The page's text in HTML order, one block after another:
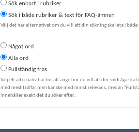
Sök enbart i rubriker
Sök i både rubriker & text för FAQ-ämnen
Välj det här alternativet om du vill att din sökning ska leta i
Något ord
Alla ord
Fullständig fras
Välj ett alternativ här för att ange hur du vill att din sökfråga ska
med mest träffar men kanske med minst relevans, medan
innehåller exakt det du söker efter.